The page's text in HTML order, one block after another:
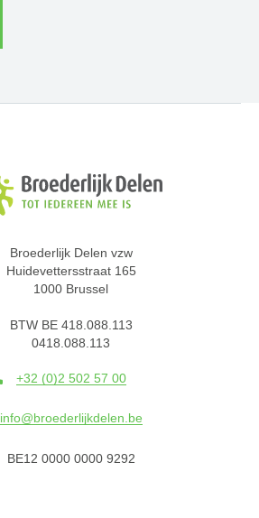
Broederlijk Delen vzw
Huidevettersstraat 165
1000 Brussel
BTW BE 418.088.113
0418.088.113
+32 (0)2 502 57 00
info@broederlijkdelen.be
BE12 0000 0000 9292